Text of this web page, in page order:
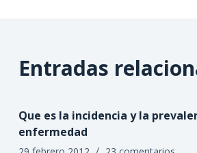
Entradas
Que es la incidencia y la
enfermedad